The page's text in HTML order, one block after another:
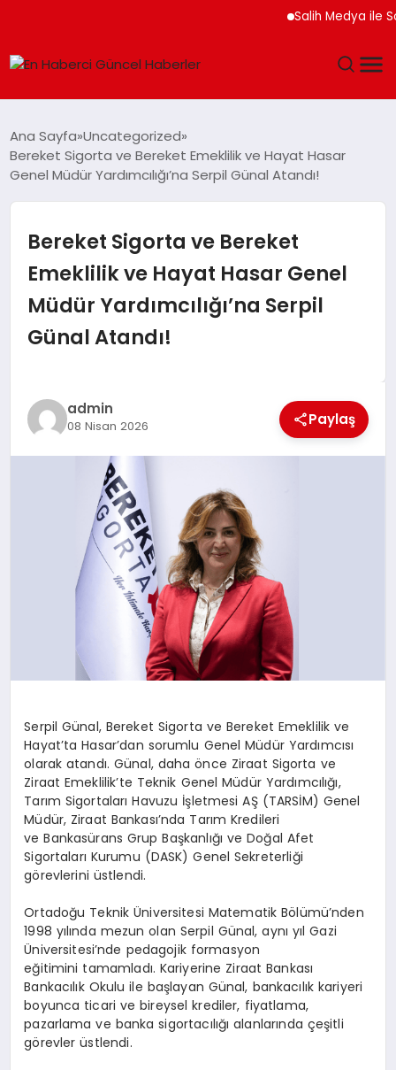
Salih Medya ile
SPOR
MAGAZIN
EKONOMI
Ana Sayfa Uncategorized
Bereket Sigorta ve Bereket Emeklilik ve Hayat Hasar
Genel Müdür Yardımcılığı’na Serpil Günal Atandı!
Bereket Sigorta ve Bereket
Emeklilik ve Hayat Hasar Genel
Müdür Yardımcılığı’na Serpil
Günal Atandı!
admin
08 Nisan 2026 Paylaş
Serpil Günal, Bereket Sigorta ve Bereket Emeklilik ve
Hayat’taHasar’dan sorumlu Genel Müdür Yardımcısı
olarak atandı. Günal, daha önce Ziraat Sigorta ve
ZiraatEmeklilik’te Teknik Genel Müdür Yardımcılığı,
Tarım Sigortaları Havuzu İşletmesi AŞ (TARSİM) Genel
Müdür, Ziraat Bankası’nda Tarım Kredileri
ve Bankasürans Grup Başkanlığı ve Doğal Afet
Sigortaları Kurumu (DASK) Genel Sekreterliği
görevlerini üstlendi.
Ortadoğu Teknik Üniversitesi Matematik Bölümü’nden
1998 yılında mezun olan Serpil Günal, aynı yıl Gazi
Üniversitesi’nde pedagojik formasyon
eğitimini tamamladı. Kariyerine Ziraat Bankası
Bankacılık Okulu ile başlayan Günal, bankacılık kariyeri
boyunca ticari ve bireysel krediler, fiyatlama,
pazarlama ve banka sigortacılığı alanlarında çeşitli
görevler üstlendi.